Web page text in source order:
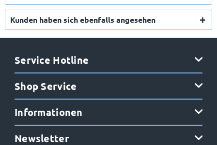
Kunden haben sich ebenfalls angesehen
Service Hotline
Shop Service
Informationen
Newsletter